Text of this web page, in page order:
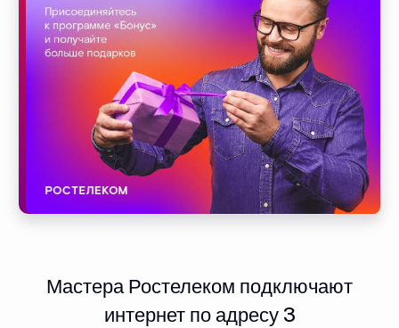
Мастера Ростелеком подключают
интернет по адресу 3